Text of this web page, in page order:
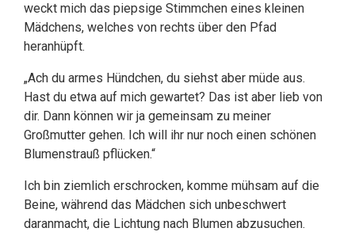
weckt mich das piepsige Stimmchen eines kleinen
Mädchens, welches von rechts über den Pfad
heranhüpft.
„Ach du armes Hündchen, du siehst aber müde aus.
Hast du etwa auf mich gewartet? Das ist aber lieb von
dir. Dann können wir ja gemeinsam zu meiner
Großmutter gehen. Ich will ihr nur noch einen schönen
Blumenstrauß pflücken.“
Ich bin ziemlich erschrocken, komme mühsam auf die
Beine, während das Mädchen sich unbeschwert
daranmacht, die Lichtung nach Blumen abzusuchen.